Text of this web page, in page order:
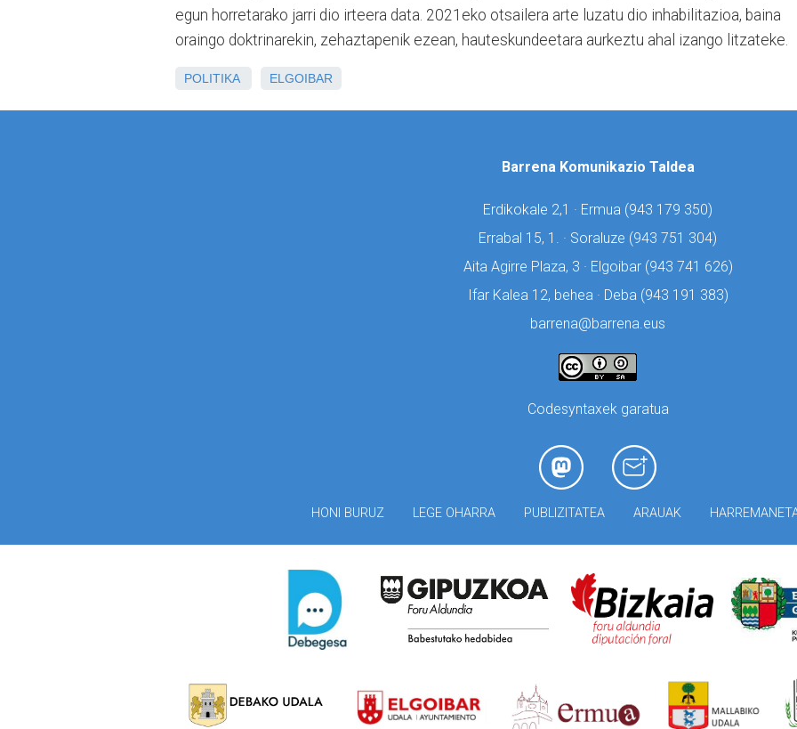
egun horretarako jarri dio irteera data. 2021eko otsailera arte luzatu dio inhabilitazioa, baina
oraingo doktrinarekin, zehaztapenik ezean, hauteskundeetara aurkeztu ahal izango litzateke.
POLITIKA ELGOIBAR
Barrena Komunikazio Taldea
Erdikokale 2,1 · Ermua (943 179 350)
Errabal 15, 1. · Soraluze (943 751 304)
Aita Agirre Plaza, 3 · Elgoibar (943 741 626)
Ifar Kalea 12, behea · Deba (943 191 383)
barrena@barrena.eus
Codesyntaxek garatua
HONI BURUZ LEGE OHARRA PUBLIZITATEA ARAUAK